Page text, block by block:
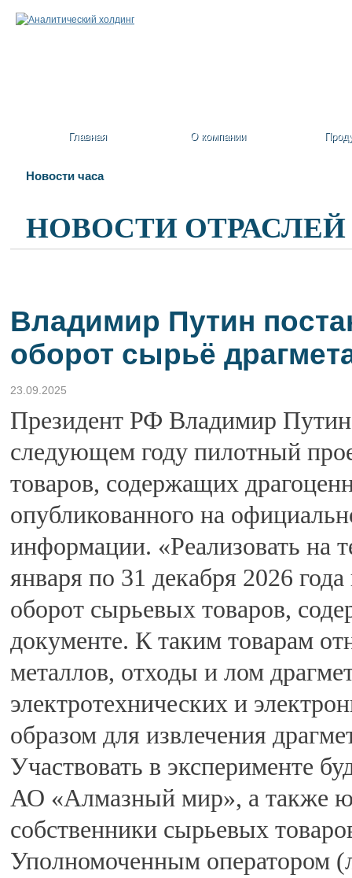
Главная О компании
Новости часа
НОВОСТИ ОТРАСЛЕЙ
Владимир Путин
оборот сырьё
23.09.2025
Президент РФ Владимир Путин
следующем году пилотный
товаров, содержащих
опубликованного на
информации. «Реализовать на
января по 31 декабря 2026
оборот сырьевых товаров,
документе. К таким товарам
металлов, отходы и лом
электротехнических и
образом для извлечения
Участвовать в эксперименте
АО «Алмазный мир», а также
собственники сырьевых
Уполномоченным оператором